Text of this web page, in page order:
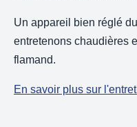
Un appareil bien réglé
entretenons chaudières
flamand.
En savoir plus sur